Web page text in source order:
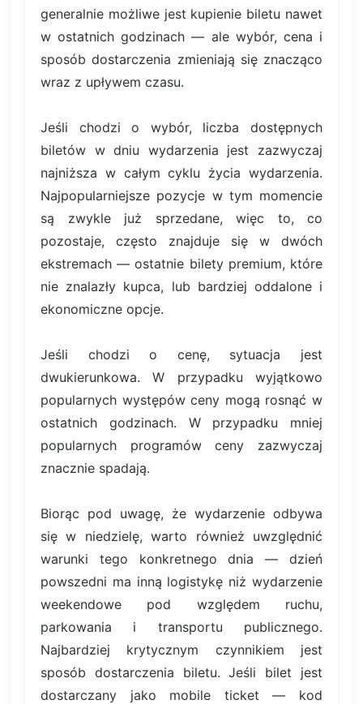
generalnie możliwe jest kupienie biletu nawet
w ostatnich godzinach — ale wybór, cena i
sposób dostarczenia zmieniają się znacząco
wraz z upływem czasu.
Jeśli chodzi o wybór, liczba dostępnych
biletów w dniu wydarzenia jest zazwyczaj
najniższa w całym cyklu życia wydarzenia.
Najpopularniejsze pozycje w tym momencie
są zwykle już sprzedane, więc to, co
pozostaje, często znajduje się w dwóch
ekstremach — ostatnie bilety premium, które
nie znalazły kupca, lub bardziej oddalone i
ekonomiczne opcje.
Jeśli chodzi o cenę, sytuacja jest
dwukierunkowa. W przypadku wyjątkowo
popularnych występów ceny mogą rosnąć w
ostatnich godzinach. W przypadku mniej
popularnych programów ceny zazwyczaj
znacznie spadają.
Biorąc pod uwagę, że wydarzenie odbywa
się w niedzielę, warto również uwzględnić
warunki tego konkretnego dnia — dzień
powszedni ma inną logistykę niż wydarzenie
weekendowe pod względem ruchu,
parkowania i transportu publicznego.
Najbardziej krytycznym czynnikiem jest
sposób dostarczenia biletu. Jeśli bilet jest
dostarczany jako mobile ticket — kod